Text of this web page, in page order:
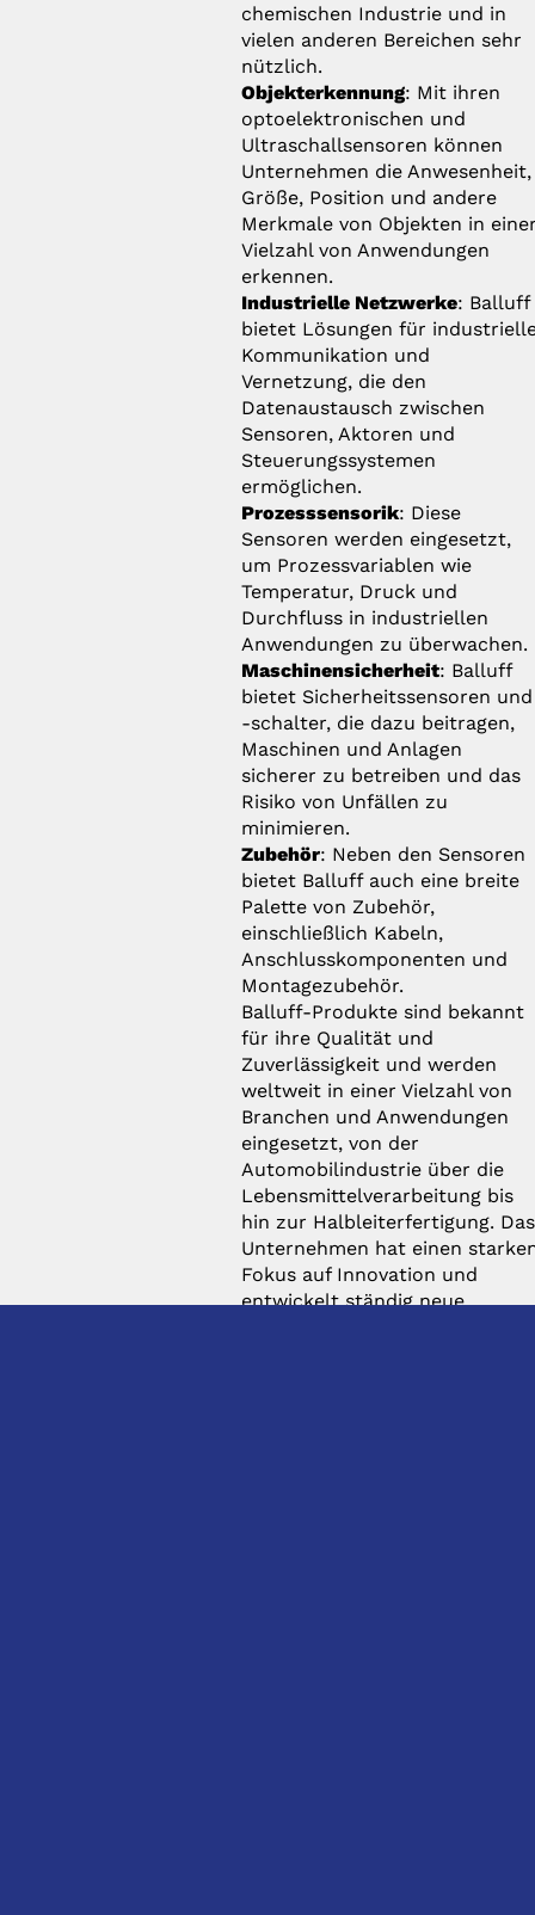
chemischen Industrie und in
vielen anderen Bereichen sehr
nützlich.
Objekterkennung: Mit ihren
optoelektronischen und
Ultraschallsensoren können
Unternehmen die Anwesenheit,
Größe, Position und andere
Merkmale von Objekten in
Vielzahl von Anwendungen
erkennen.
Industrielle Netzwerke: Balluff
bietet Lösungen für
Kommunikation und
Vernetzung, die den
Datenaustausch zwischen
Sensoren, Aktoren und
Steuerungssystemen
ermöglichen.
Prozesssensorik: Diese
Sensoren werden eingesetzt,
um Prozessvariablen wie
Temperatur, Druck und
Durchfluss in industriellen
Anwendungen zu überwachen.
Maschinensicherheit: Balluff
bietet Sicherheitssensoren und
-schalter, die dazu beitragen,
Maschinen und Anlagen
sicherer zu betreiben und das
Risiko von Unfällen zu
minimieren.
Zubehör: Neben den Sensoren
bietet Balluff auch eine breite
Palette von Zubehör,
einschließlich Kabeln,
Anschlusskomponenten und
Montagezubehör.
Balluff-Produkte sind bekannt
für ihre Qualität und
Zuverlässigkeit und werden
weltweit in einer Vielzahl von
Branchen und Anwendungen
eingesetzt, von der
Automobilindustrie über die
Lebensmittelverarbeitung bis
hin zur Halbleiterfertigung. Das
Unternehmen hat einen
Fokus auf Innovation und
entwickelt ständig neue